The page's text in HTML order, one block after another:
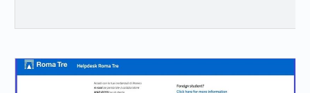
Link identifier #identifier__15723-15